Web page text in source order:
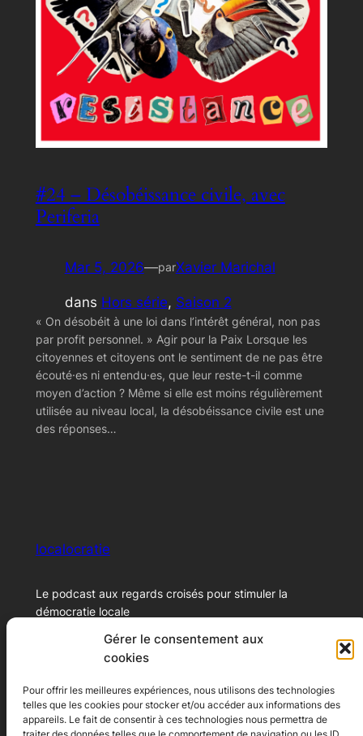
Gérer le consentement aux
cookies
Pour offrir les meilleures expériences, nous utilisons des technologies
telles que les cookies pour stocker et/ou accéder aux informations des
appareils. Le fait de consentir à ces technologies nous permettra de
#24 – Désobéissance civile, avec
Periferia
Mar 5, 2026—parXavier Marichal
dans Hors série, Saison 2
« On désobéit à une loi dans l’intérêt général, non pas
par profit personnel. » Agir pour la Paix Lorsque les
citoyennes et citoyens ont le sentiment de ne pas être
écouté·es ni entendu·es, que leur reste-t-il comme
moyen d’action ? Même si elle est moins régulièrement
utilisée au niveau local, la désobéissance civile est une
des réponses…
localocratie
Le podcast aux regards croisés pour stimuler la
démocratie locale
© 2024 – Xavier Marichal
Ecoutez le podcast A propos